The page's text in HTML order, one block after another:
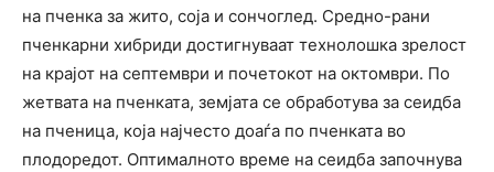
на пченка за жито, соја и сончоглед. Средно-рани
пченкарни хибриди достигнуваат технолошка зрелост
на крајот на септември и почетокот на октомври. По
жетвата на пченката, земјата се обработува за сеидба
на пченица, која најчесто доаѓа по пченката во
плодоредот. Оптималното време на сеидба започнува